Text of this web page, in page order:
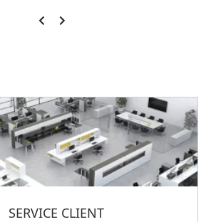
SERVICE CLIENT